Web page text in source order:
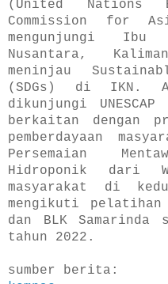
(United Nations
Commission for
mengunjungi
Nusantara,
meninjau
(SDGs) di IKN.
dikunjungi
berkaitan dengan
pemberdayaan
Persemaian
Hidroponik dari
masyarakat di
mengikuti
dan BLK Samarinda
tahun 2022.
sumber berita: